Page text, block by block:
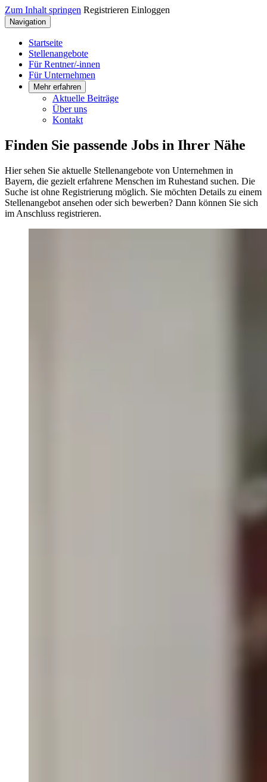
Zum Inhalt springen Registrieren Einloggen
Navigation
Startseite
Stellenangebote
Für Rentner/-innen
Für Unternehmen
Mehr erfahren
Aktuelle Beiträge
Über uns
Kontakt
Finden Sie passende Jobs in Ihrer Nähe
Hier sehen Sie aktuelle Stellenangebote von Unternehmen in
Bayern, die gezielt erfahrene Menschen im Ruhestand suchen. Die
Suche ist ohne Registrierung möglich. Sie möchten Details zu einem
Stellenangebot ansehen oder sich bewerben? Dann können Sie sich
im Anschluss registrieren.